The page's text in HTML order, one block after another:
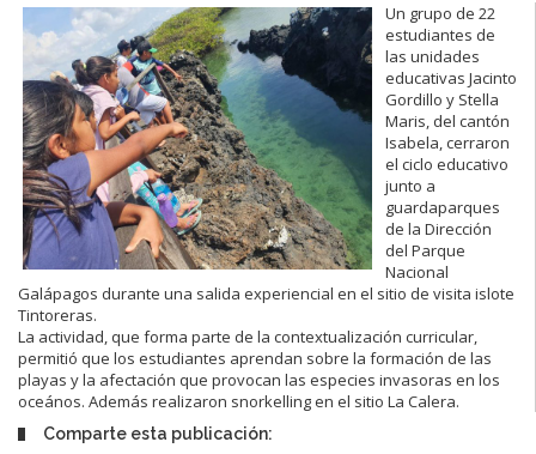
Un grupo de 22
estudiantes de
las unidades
educativas Jacinto
Gordillo y Stella
Maris, del cantón
Isabela, cerraron
el ciclo educativo
junto a
guardaparques
de la Dirección
del Parque
Nacional
Galápagos durante una salida experiencial en el sitio de visita islote
Tintoreras.
La actividad, que forma parte de la contextualización curricular,
permitió que los estudiantes aprendan sobre la formación de las
playas y la afectación que provocan las especies invasoras en los
oceános. Además realizaron snorkelling en el sitio La Calera.
Comparte esta publicación: